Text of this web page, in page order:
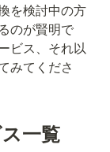
を検討中の方
のが賢明で
ビス、それ以
みてくださ
一覧